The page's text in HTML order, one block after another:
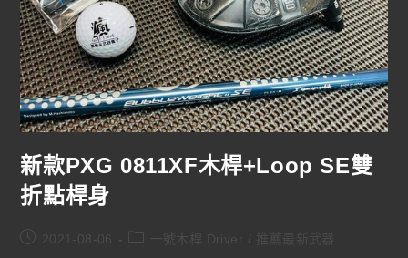
新款PXG 0811XF木桿+Loop SE雙
折點桿身
2021-08-06